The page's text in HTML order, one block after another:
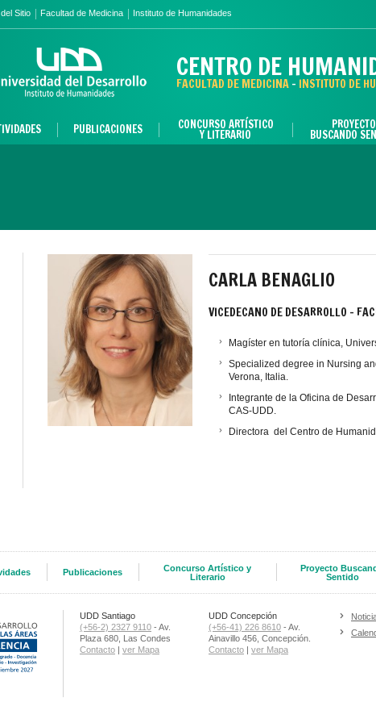
Sitio Facultad de Medicina Instituto de Humanidades
CENTRO DE
FACULTAD DE MEDICINA - INSTITUTO DE
PUBLICACIONES CONCURSO ARTÍSTICO
Y LITERARIO
PROYECTO
BUSCANDO
CARLA BENAGLIO
VICEDECANO DE DESARROLLO -
Magíster en tutoría clínica,
Specialized degree in Nursing
Verona, Italia.
Integrante de la Oficina de
CAS-UDD.
Directora del Centro de
Publicaciones
Concurso Artístico y
Literario
Proyecto
Sentido
UDD Santiago
(+56-2) 2327 9110 - Av.
Plaza 680, Las Condes
Contacto | ver Mapa
UDD Concepción
(+56-41) 226 8610 - Av.
Ainavillo 456, Concepción.
Contacto | ver Mapa